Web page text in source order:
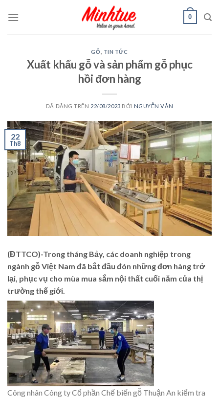
đến
0
GỖ TIN TỨC
Xuất khẩu gỗ và sản phẩm gỗ phục
hồi đơn hàng
ĐÃ ĐĂNG TRÊN 22/08/2023 BỞI NGUYỄN VĂN
22
Th8
(ĐTTCO)-Trong tháng Bảy, các doanh nghiệp trong
ngành gỗ Việt Nam đã bắt đầu đón những đơn hàng trở
lại, phục vụ cho mùa mua sắm nội thất cuối năm của thị
trường thế giới.
Công nhân Công ty Cổ phần Chế biến gỗ Thuận An kiểm tra